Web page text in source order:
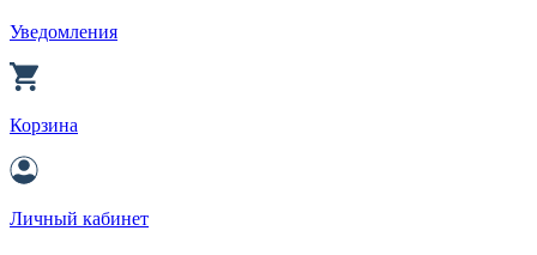
Уведомления
Корзина
Личный кабинет